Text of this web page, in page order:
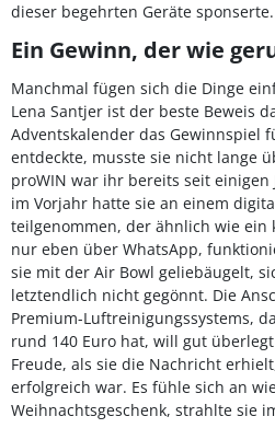
dieser begehrten Geräte sponserte.
Ein Gewinn, der wie
Manchmal fügen sich die Dinge
Lena Santjer ist der beste Beweis
Adventskalender das Gewinnspiel
entdeckte, musste sie nicht lange
proWIN war ihr bereits seit
im Vorjahr hatte sie an einem
teilgenommen, der ähnlich wie ein
nur eben über WhatsApp,
sie mit der Air Bowl geliebäugelt,
letztendlich nicht gegönnt. Die
Premium-Luftreinigungssystems,
rund 140 Euro hat, will gut
Freude, als sie die Nachricht
erfolgreich war. Es fühle sich an
Weihnachtsgeschenk, strahlte sie